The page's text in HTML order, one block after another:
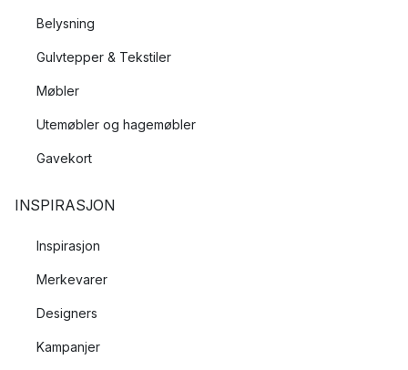
Belysning
Gulvtepper & Tekstiler
Møbler
Utemøbler og hagemøbler
Gavekort
INSPIRASJON
Inspirasjon
Merkevarer
Designers
Kampanjer